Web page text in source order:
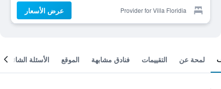
Provider for Villa Floridia عرض الأسعار
لمحة عن التقييمات فنادق مشابهة الموقع الأسئلة الشائعة